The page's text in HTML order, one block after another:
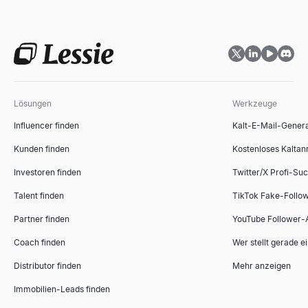
Generieren Sie in Sekundenschnelle standardisierte,
Entdecken→
Generieren Sie in Sekundenschnelle maßgeschneiderte
Kopieren Sie 4 kostenlose Muster-Empfehlungsschreiben für
Berechnen Sie TAM, SAM und SOM mit Bottom-Up- und Top-
Entdecken→
Bewerten Sie B2B-Konten anhand Ihres idealen
Erstellen Sie mit unserem kostenlosen KI-Tool sofort
Lösungen
Influencer finden
Kunden finden
Investoren finden
Talent finden
Partner finden
Coach finden
Distributor finden
Immobilien-Leads finden
Werkzeuge
Kalt-E-Mail-
Kostenloses
Twitter/X Profi-
TikTok Fake-
YouTube Follower-
Wer stellt gerade
Mehr anzeigen